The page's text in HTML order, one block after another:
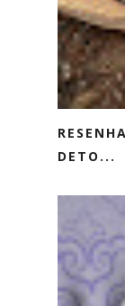
DETO...